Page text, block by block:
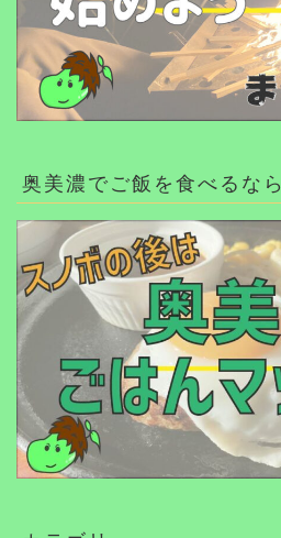
奥美濃でご飯を食べるなら